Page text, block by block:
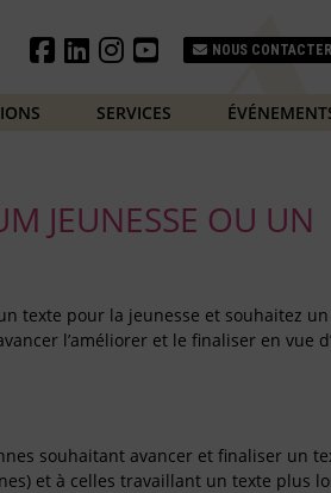
NOUS CONTACTER
SERVICES
JEUNESSE OU UN
texte pour la jeunesse et souhaitez un
l’améliorer et le finaliser en vue
souhaitant avancer et finaliser un
et à celles travaillant un texte plus